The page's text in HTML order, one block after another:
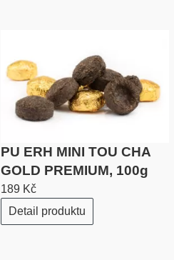
PU ERH MINI TOU CHA
GOLD PREMIUM, 100g
189 Kč
Detail produktu